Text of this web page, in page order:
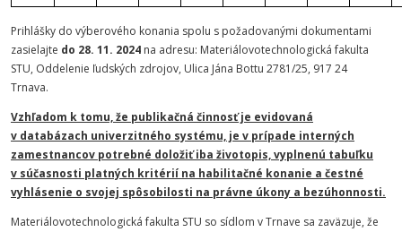
Prihlášky do výberového konania spolu s požadovanými dokumentami
zasielajte do 28. 11. 2024 na adresu: Materiálovotechnologická fakulta
STU, Oddelenie ľudských zdrojov, Ulica Jána Bottu 2781/25, 917 24
Trnava.
Vzhľadom k tomu, že publikačná činnosť je evidovaná
v databázach univerzitného systému, je v prípade interných
zamestnancov potrebné doložiť iba životopis, vyplnenú tabuľku
v súčasnosti platných kritérií na habilitačné konanie a čestné
vyhlásenie o svojej spôsobilosti na právne úkony a bezúhonnosti.
Materiálovotechnologická fakulta STU so sídlom v Trnave sa zaväzuje, že